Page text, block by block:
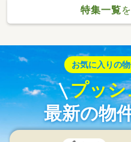
特集一覧
お気に入りの
プッシ
最新の物